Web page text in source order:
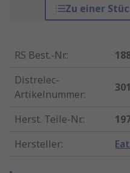
Zu einer
RS Best.-Nr.:
Distrelec-
Artikelnummer:
Herst. Teile-Nr.:
Hersteller: